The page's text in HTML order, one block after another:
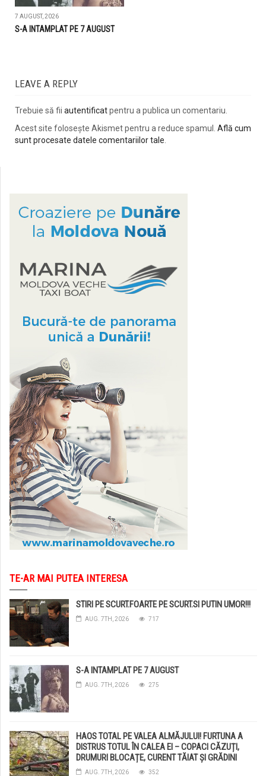
7 AUGUST, 2026
S-A INTAMPLAT PE 7 AUGUST
LEAVE A REPLY
Trebuie să fii autentificatpentru a publica un comentariu.
Acest site folosește Akismet pentru a reduce spamul. Află cum
sunt procesate datele comentariilor tale
TE-AR MAI PUTEA INTERESA
STIRI PE SCURT.FOARTE PE SCURT.SI PUTIN UMOR!!!
AUG. 7TH, 2026 717
S-A INTAMPLAT PE 7 AUGUST
AUG. 7TH, 2026 275
HAOS TOTAL PE VALEA ALMĂJULUI! FURTUNA A
DISTRUS TOTUL ÎN CALEA EI – COPACI CĂZUȚI,
DRUMURI BLOCAȚE, CURENT TĂIAT ȘI GRĂDINI
DISTRUSE DE GRINDINĂ!
AUG. 7TH, 2026 352